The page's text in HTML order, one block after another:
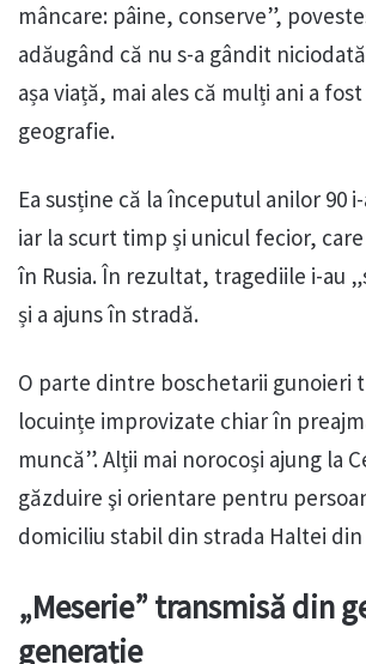
mâncare: pâine, conserve”,
adăugând că nu s-a gândit
așa viață, mai ales că mulți ani a
geografie.
Ea susține că la începutul anilor 90
iar la scurt timp și unicul fecior,
în Rusia. În rezultat, tragediile i-au
și a ajuns în stradă.
O parte dintre boschetarii gunoieri
locuințe improvizate chiar în
muncă”. Alții mai norocoși ajung la
găzduire şi orientare pentru
domiciliu stabil din strada Haltei
„Meserie” transmisă din
generație